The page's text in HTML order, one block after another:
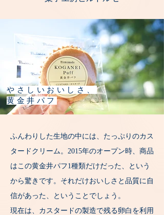
やさしいおいしさ、
黄金井パフ
ふんわりした生地の中には、たっぷりのカス
タードクリーム。2015年のオープン時、商品
はこの黄金井パフ1種類だけだった、という
から驚きです。それだけおいしさと品質に自
信があった、ということでしょう。
現在は、カスタードの製造で残る卵白を利用